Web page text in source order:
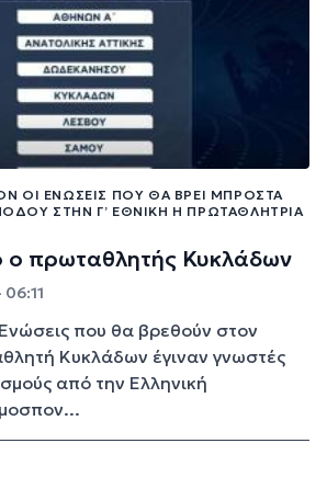
ΟΙ ΕΝΏΣΕΙΣ ΠΟΥ ΘΑ ΒΡΕΙ ΜΠΡΟΣΤΆ
ΣΤΗΝ Γ’ ΕΘΝΙΚΉ Η ΠΡΩΤΑΘΛΉΤΡΙΑ
ο πρωταθλητής Κυκλάδων
που θα βρεθούν στον
Κυκλάδων έγιναν γνωστές
από την Ελληνική